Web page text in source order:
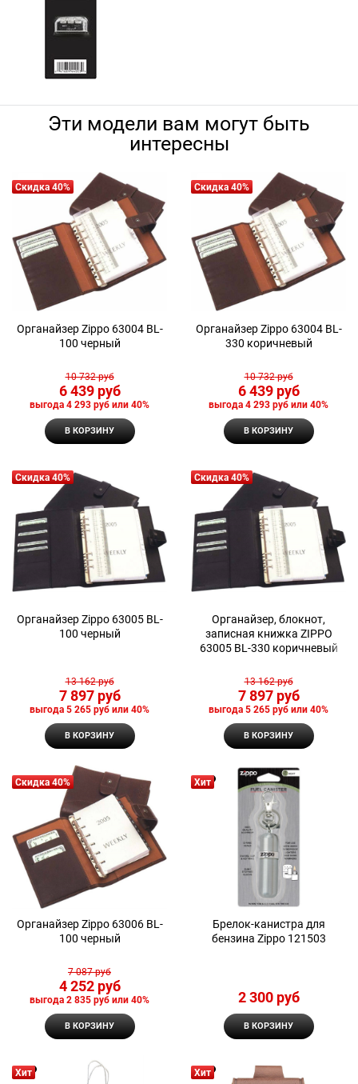
Эти модели вам могут быть
интересны
Скидка 40%
Органайзер Zippo 63004 BL-
100 черный
10 732 руб
6 439 руб
выгода 4 293 руб или 40%
В КОРЗИНУ
Скидка 40%
Органайзер Zippo 63004 BL-
330 коричневый
10 732 руб
6 439 руб
выгода 4 293 руб или 40%
В КОРЗИНУ
Скидка 40%
Органайзер Zippo 63005 BL-
100 черный
13 162 руб
7 897 руб
выгода 5 265 руб или 40%
В КОРЗИНУ
Скидка 40%
Органайзер, блокнот,
записная книжка ZIPPO
63005 BL-330 коричневый
13 162 руб
7 897 руб
выгода 5 265 руб или 40%
В КОРЗИНУ
Скидка 40%
Органайзер Zippo 63006 BL-
100 черный
7 087 руб
4 252 руб
выгода 2 835 руб или 40%
В КОРЗИНУ
Хит
Брелок-канистра для
бензина Zippo 121503
2 300 руб
В КОРЗИНУ
Хит Хит